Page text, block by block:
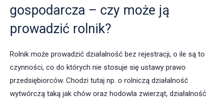
gospodarcza – czy może ją
prowadzić rolnik?
Rolnik może prowadzić działalność bez rejestracji, o ile są to
czynności, co do których nie stosuje się ustawy prawo
przedsiębiorców. Chodzi tutaj np. o rolniczą działalność
wytwórczą taką jak chów oraz hodowla zwierząt, działalność